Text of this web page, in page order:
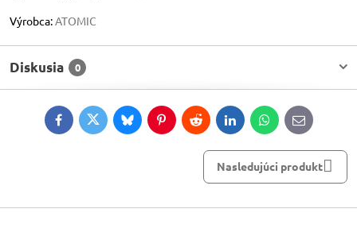
Výrobca: ATOMIC
Diskusia 0
FacebookTwitterBlueskyPinterestRedditLinkedInWhatsApp
E-
mail
Nasledujúci produkt